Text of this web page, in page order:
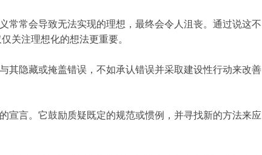
常常会导致无法实现的理想，最终会令人沮丧。通过说这不
关注理想化的想法更重要。
其隐藏或掩盖错误，不如承认错误并采取建设性行动来改善
宣言。它鼓励质疑既定的规范或惯例，并寻找新的方法来应